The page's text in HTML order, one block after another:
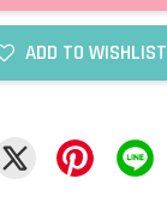
ADD TO WISHLIST